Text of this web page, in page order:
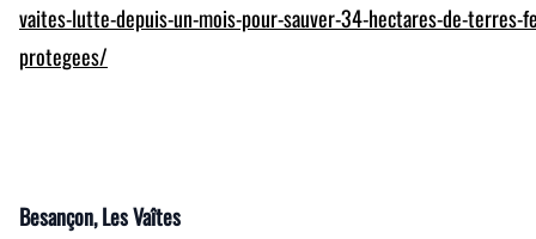
Besançon, Les Vaîtes
vaites-lutte-depuis-un-mois-pour-sauver-34-hectares-de-terres-
protegees/